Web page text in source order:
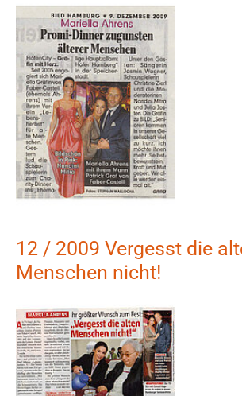
12 / 2009 Vergesst die
Menschen nicht!
Show larger version